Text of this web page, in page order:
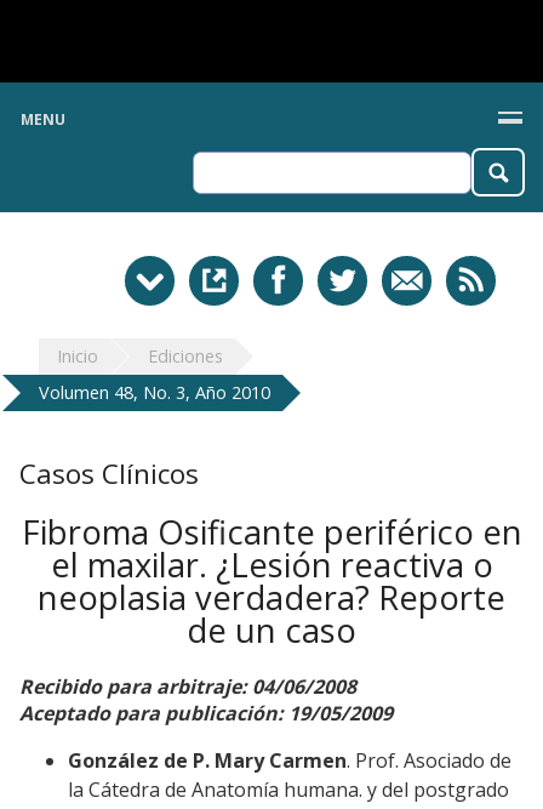
MENU
Inicio
Ediciones
Volumen 48, No. 3, Año 2010
Casos Clínicos
Fibroma Osificante periférico en
el maxilar. ¿Lesión reactiva o
neoplasia verdadera? Reporte
de un caso
Recibido para arbitraje: 04/06/2008
Aceptado para publicación: 19/05/2009
González de P. Mary Carmen. Prof. Asociado de
la Cátedra de Anatomía humana. y del postgrado